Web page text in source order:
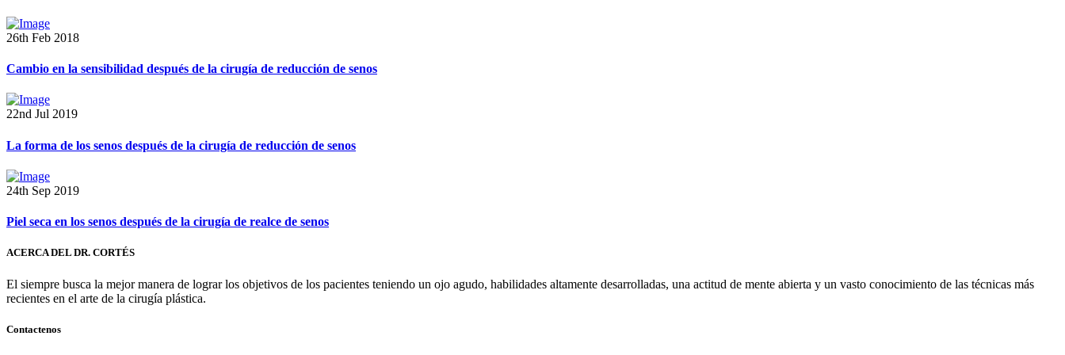
26th Feb 2018
Cambio en la sensibilidad después de la cirugía de reducción de senos
22nd Jul 2019
La forma de los senos después de la cirugía de reducción de senos
24th Sep 2019
Piel seca en los senos después de la cirugía de realce de senos
ACERCA DEL DR. CORTÉS
El siempre busca la mejor manera de lograr los objetivos de los pacientes teniendo un ojo agudo, habilidades altamente desarrolladas, una actitud de mente abierta y un vasto conocimiento de las técnicas más
recientes en el arte de la cirugía plástica.
Contactenos